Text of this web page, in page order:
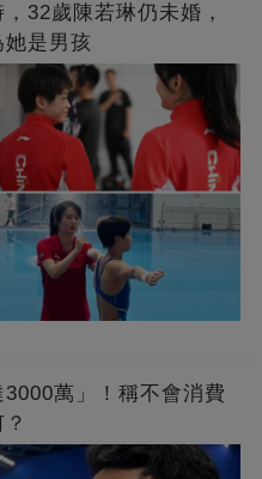
32歲陳若琳仍未婚，
是男孩
萬」！稱不會消費